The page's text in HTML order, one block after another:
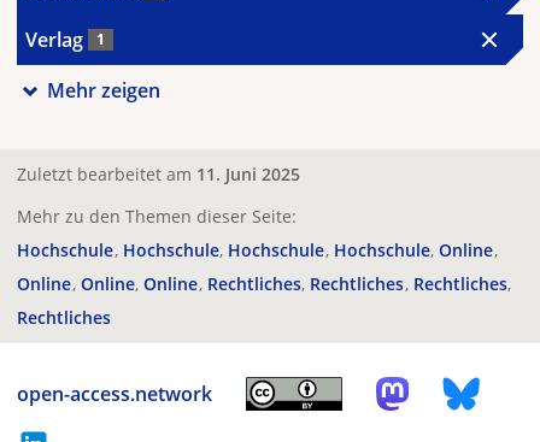
Verlag 1
Mehr zeigen
Zuletzt bearbeitet am 11. Juni 2025
Mehr zu den Themen dieser Seite:
Hochschule Hochschule Hochschule Hochschule Online
Online Online Online Rechtliches Rechtliches Rechtliches
Rechtliches
open-access.network